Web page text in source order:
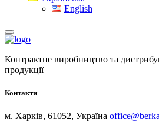
English
Контрактне виробництво та
продукції
Контакти
м. Харків, 61052, Україна